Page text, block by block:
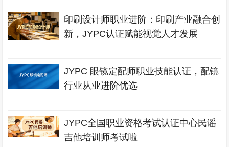
印刷设计师职业进阶：印刷产业融合创
新，JYPC认证赋能视觉人才发展
JYPC 眼镜定配师职业技能认证，配镜
行业从业进阶优选
JYPC全国职业资格考试认证中心民谣
吉他培训师考试啦